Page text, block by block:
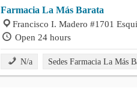
Farmacia La Más Barata
Francisco I. Madero #1701
Open 24 hours
N/a Sedes Farmacia La Más